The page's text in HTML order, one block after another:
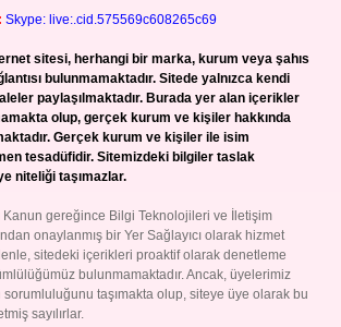
Skype: live:.cid.575569c608265c69
sitesi, herhangi bir marka, kurum veya şahıs
bulunmamaktadır. Sitede yalnızca kendi
paylaşılmaktadır. Burada yer alan içerikler
olup, gerçek kurum ve kişiler hakkında
Gerçek kurum ve kişiler ile isim
tesadüfidir. Sitemizdeki bilgiler taslak
niteliği taşımazlar.
Kanun gereğince Bilgi Teknolojileri ve İletişim
onaylanmış bir Yer Sağlayıcı olarak hizmet
sitedeki içerikleri proaktif olarak denetleme
bulunmamaktadır. Ancak, üyelerimiz
sorumluluğunu taşımakta olup, siteye üye olarak bu
sayılırlar.